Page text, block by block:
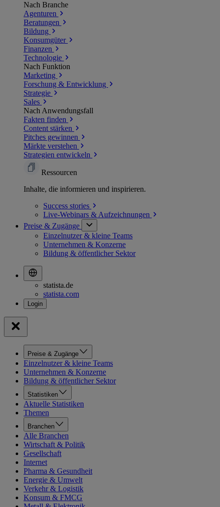
Nach Branche
Agenturen
Beratungen
Bildung
Konsumgüter
Finanzen
Technologie
Nach Funktion
Marketing
Forschung & Entwicklung
Strategie
Sales
Nach Anwendungsfall
Fakten finden
Content stärken
Pitches gewinnen
Märkte verstehen
Strategien entwickeln
Ressourcen
Inhalte, die informieren und inspirieren.
Success stories
Live-Webinars & Aufzeichnungen
Preise & Zugänge
Einzelnutzer & kleine Teams
Unternehmen & Konzerne
Bildung & öffentlicher Sektor
statista.de
statista.com
Preise & Zugänge
Einzelnutzer & kleine Teams
Unternehmen & Konzerne
Bildung & öffentlicher Sektor
Statistiken
Aktuelle Statistiken
Themen
Branchen
Alle Branchen
Wirtschaft & Politik
Gesellschaft
Internet
Pharma & Gesundheit
Energie & Umwelt
Verkehr & Logistik
Konsum & FMCG